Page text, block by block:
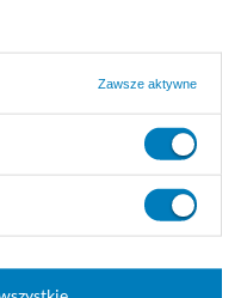
Zawsze aktywne